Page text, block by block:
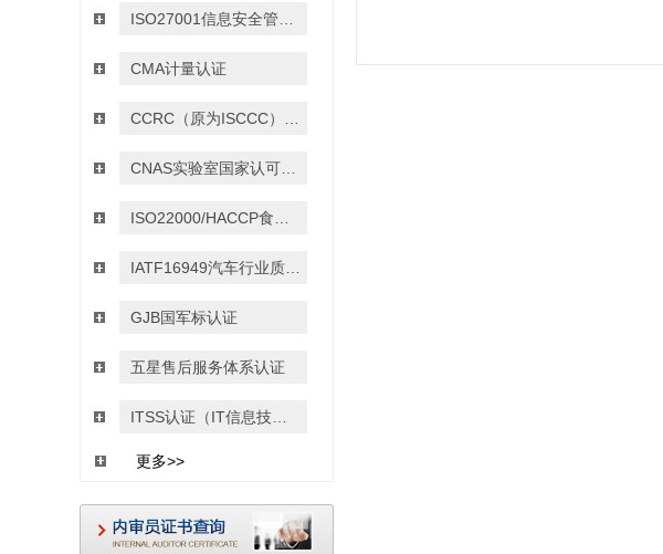
CMA计量认证
GJB国军标认证
五星售后服务体系认证
更多>>